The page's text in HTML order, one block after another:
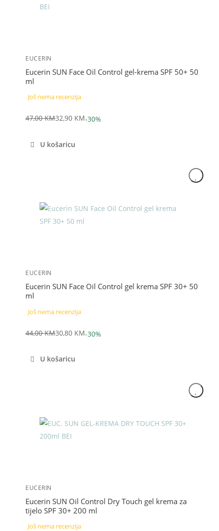
EUCERIN
Eucerin SUN Face Oil Control gel-krema SPF 50+ 50
ml
Još nema recenzija
47,00KM
Izvorna
bila
32,90 KM
Trenutna
je:
-30%
U košaricu
EUCERIN
Eucerin SUN Face Oil Control gel krema SPF 30+ 50
ml
Još nema recenzija
44,00KM
Izvorna
bila
30,80 KM
Trenutna
je:
-30%
U košaricu
EUCERIN
Eucerin SUN Oil Control Dry Touch gel krema za
tijelo SPF 30+ 200 ml
Još nema recenzija